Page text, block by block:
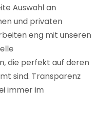
Auswahl an
und privaten
eng mit unseren
die perfekt auf deren
sind. Transparenz
immer im